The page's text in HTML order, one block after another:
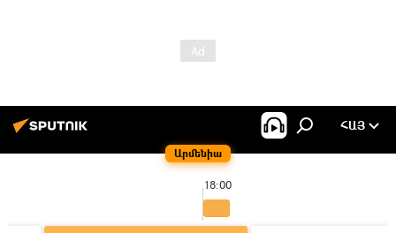
Արմենիա
ՀԱՅ
18:00